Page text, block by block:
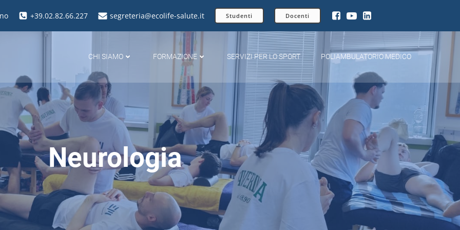
+39.02.82.66.227 segreteria@ecolife-salute.it Studenti Docenti
CHI SIAMO FORMAZIONE SERVIZI PER LO SPORT POLIAMBULATORIO MEDICO
Neurologia